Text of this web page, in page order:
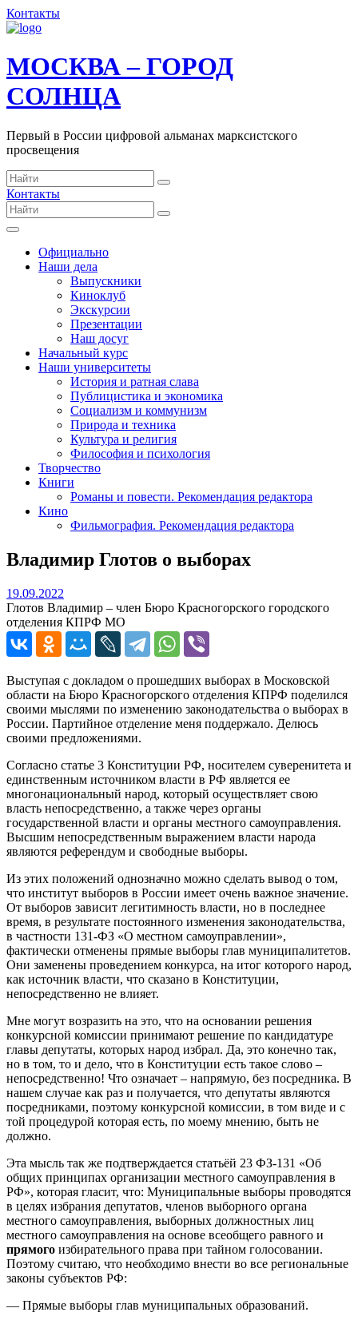
Контакты
МОСКВА – ГОРОД
СОЛНЦА
Первый в России цифровой альманах марксистского
просвещения
Контакты
Официально
Наши дела
Выпускники
Киноклуб
Экскурсии
Презентации
Наш досуг
Начальный курс
Наши университеты
История и ратная слава
Публицистика и экономика
Социализм и коммунизм
Природа и техника
Культура и религия
Философия и психология
Творчество
Книги
Романы и повести. Рекомендация редактора
Кино
Фильмография. Рекомендация редактора
Владимир Глотов о выборах
19.09.2022
Глотов Владимир – член Бюро Красногорского городского
отделения КПРФ МО
Выступая с докладом о прошедших выборах в Московской
области на Бюро Красногорского отделения КПРФ поделился
своими мыслями по изменению законодательства о выборах в
России. Партийное отделение меня поддержало. Делюсь
своими предложениями.
Согласно статье 3 Конституции РФ, носителем суверенитета и
единственным источником власти в РФ является ее
многонациональный народ, который осуществляет свою
власть непосредственно, а также через органы
государственной власти и органы местного самоуправления.
Высшим непосредственным выражением власти народа
являются референдум и свободные выборы.
Из этих положений однозначно можно сделать вывод о том,
что институт выборов в России имеет очень важное значение.
От выборов зависит легитимность власти, но в последнее
время, в результате постоянного изменения законодательства,
в частности 131-ФЗ «О местном самоуправлении»,
фактически отменены прямые выборы глав муниципалитетов.
Они заменены проведением конкурса, на итог которого народ,
как источник власти, что сказано в Конституции,
непосредственно не влияет.
Мне могут возразить на это, что на основании решения
конкурсной комиссии принимают решение по кандидатуре
главы депутаты, которых народ избрал. Да, это конечно так,
но в том, то и дело, что в Конституции есть такое слово –
непосредственно! Что означает – напрямую, без посредника. В
нашем случае как раз и получается, что депутаты являются
посредниками, поэтому конкурсной комиссии, в том виде и с
той процедурой которая есть, по моему мнению, быть не
должно.
Эта мысль так же подтверждается статьёй 23 ФЗ-131 «Об
общих принципах организации местного самоуправления в
РФ», которая гласит, что: Муниципальные выборы проводятся
в целях избрания депутатов, членов выборного органа
местного самоуправления, выборных должностных лиц
местного самоуправления на основе всеобщего равного и
прямого избирательного права при тайном голосовании.
Поэтому считаю, что необходимо внести во все региональные
законы субъектов РФ:
— Прямые выборы глав муниципальных образований.